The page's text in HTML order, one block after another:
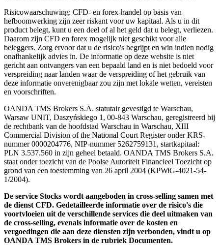
Risicowaarschuwing: CFD- en forex-handel op basis van
hefboomwerking zijn zeer riskant voor uw kapitaal. Als u in dit
product belegt, kunt u een deel of al het geld dat u belegt, verliezen.
Daarom zijn CFD en forex mogelijk niet geschikt voor alle
beleggers. Zorg ervoor dat u de risico's begrijpt en win indien nodig
onafhankelijk advies in. De informatie op deze website is niet
gericht aan ontvangers van een bepaald land en is niet bedoeld voor
verspreiding naar landen waar de verspreiding of het gebruik van
deze informatie onverenigbaar zou zijn met lokale wetten, vereisten
en voorschriften.
OANDA TMS Brokers S.A. statutair gevestigd te Warschau,
Warsaw UNIT, Daszyńskiego 1, 00-843 Warschau, geregistreerd bij
de rechtbank van de hoofdstad Warschau in Warschau, XIII
Commercial Division of the National Court Register onder KRS-
nummer 0000204776, NIP-nummer 5262759131, startkapitaal:
PLN 3.537.560 in zijn geheel betaald. OANDA TMS Brokers S.A.
staat onder toezicht van de Poolse Autoriteit Financieel Toezicht op
grond van een toestemming van 26 april 2004 (KPWiG-4021-54-
1/2004).
De service Stocks wordt aangeboden in cross-selling samen met
de dienst CFD. Gedetailleerde informatie over de risico's die
voortvloeien uit de verschillende services die deel uitmaken van
de cross-selling, evenals informatie over de kosten en
vergoedingen die aan deze diensten zijn verbonden, vindt u op
OANDA TMS Brokers in de rubriek Documenten.